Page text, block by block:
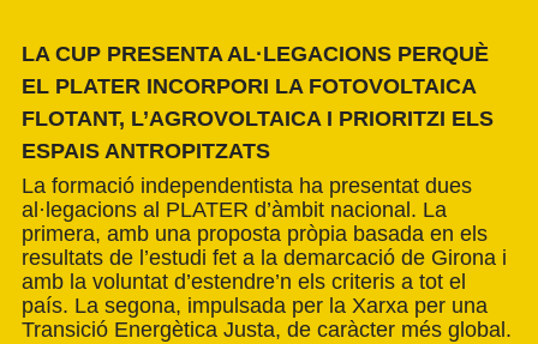
LA CUP PRESENTA AL·LEGACIONS PERQUÈ
EL PLATER INCORPORI LA FOTOVOLTAICA
FLOTANT, L’AGROVOLTAICA I PRIORITZI ELS
ESPAIS ANTROPITZATS
La formació independentista ha presentat dues
al·legacions al PLATER d’àmbit nacional. La
primera, amb una proposta pròpia basada en els
resultats de l’estudi fet a la demarcació de Girona i
amb la voluntat d’estendre’n els criteris a tot el
país. La segona, impulsada per la Xarxa per una
Transició Energètica Justa, de caràcter més global.